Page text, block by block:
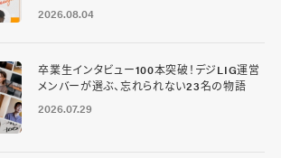
2026.08.04
卒業生インタビュー100本突破！デジLIG運営
メンバーが選ぶ、忘れられない23名の物語
2026.07.29